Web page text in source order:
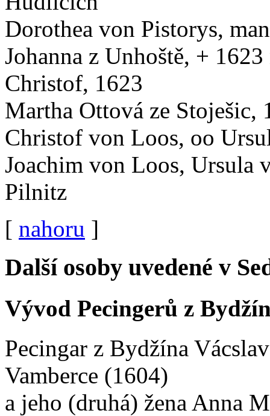
Dorothea von Pistorys,
Johanna z Unhoště, + 1623
Christof, 1623
Martha Ottová ze Stoješic,
Christof von Loos, oo
Joachim von Loos, Ursula
Pilnitz
[ nahoru ]
Další osoby uvedené v
Vývod Pecingerů z
Pecingar z Bydžína
Vamberce (1604)
a jeho (druhá) žena Anna